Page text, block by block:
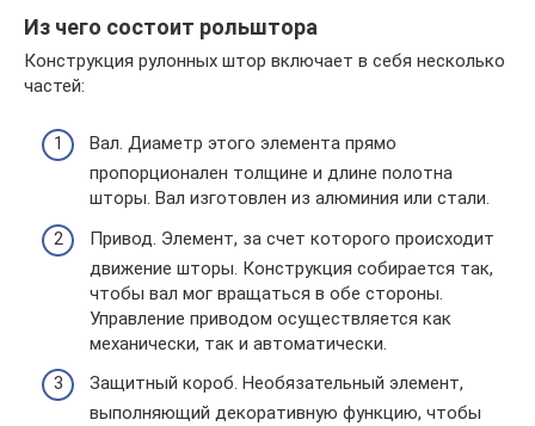
Из чего состоит рольштора
Конструкция рулонных штор включает в себя несколько
частей:
Вал. Диаметр этого элемента прямо
пропорционален толщине и длине полотна
шторы. Вал изготовлен из алюминия или стали.
Привод. Элемент, за счет которого происходит
движение шторы. Конструкция собирается так,
чтобы вал мог вращаться в обе стороны.
Управление приводом осуществляется как
механически, так и автоматически.
Защитный короб. Необязательный элемент,
выполняющий декоративную функцию, чтобы